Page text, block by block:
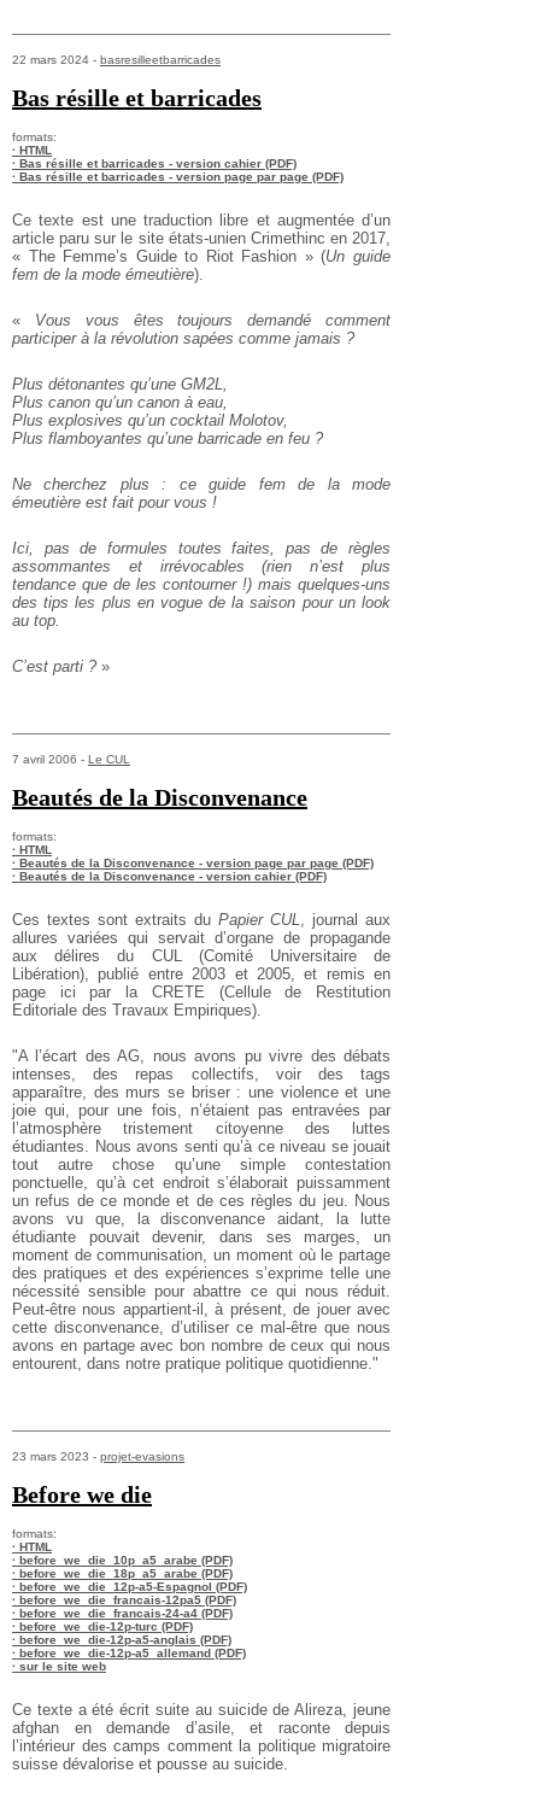
22 mars 2024 - basresilleetbarricades
Bas résille et barricades
formats:
· HTML
· Bas résille et barricades - version cahier (PDF)
· Bas résille et barricades - version page par page (PDF)
Ce texte est une traduction libre et augmentée d’un
article paru sur le site états-unien Crimethinc en 2017,
« The Femme’s Guide to Riot Fashion » (Un guide
fem de la mode émeutière).
« Vous vous êtes toujours demandé comment
participer à la révolution sapées comme jamais ?
Plus détonantes qu’une GM2L,
Plus canon qu’un canon à eau,
Plus explosives qu’un cocktail Molotov,
Plus flamboyantes qu’une barricade en feu ?
Ne cherchez plus : ce guide fem de la mode
émeutière est fait pour vous !
Ici, pas de formules toutes faites, pas de règles
assommantes et irrévocables (rien n’est plus
tendance que de les contourner !) mais quelques-uns
des tips les plus en vogue de la saison pour un look
au top.
C’est parti ? »
7 avril 2006 - Le CUL
Beautés de la Disconvenance
formats:
· HTML
· Beautés de la Disconvenance - version page par page (PDF)
· Beautés de la Disconvenance - version cahier (PDF)
Ces textes sont extraits du Papier CUL, journal aux
allures variées qui servait d’organe de propagande
aux délires du CUL (Comité Universitaire de
Libération), publié entre 2003 et 2005, et remis en
page ici par la CRETE (Cellule de Restitution
Editoriale des Travaux Empiriques).
"A l’écart des AG, nous avons pu vivre des débats
intenses, des repas collectifs, voir des tags
apparaître, des murs se briser : une violence et une
joie qui, pour une fois, n’étaient pas entravées par
l’atmosphère tristement citoyenne des luttes
étudiantes. Nous avons senti qu’à ce niveau se jouait
tout autre chose qu’une simple contestation
ponctuelle, qu’à cet endroit s’élaborait puissamment
un refus de ce monde et de ces règles du jeu. Nous
avons vu que, la disconvenance aidant, la lutte
étudiante pouvait devenir, dans ses marges, un
moment de communisation, un moment où le partage
des pratiques et des expériences s’exprime telle une
nécessité sensible pour abattre ce qui nous réduit.
Peut-être nous appartient-il, à présent, de jouer avec
cette disconvenance, d’utiliser ce mal-être que nous
avons en partage avec bon nombre de ceux qui nous
entourent, dans notre pratique politique quotidienne."
23 mars 2023 - projet-evasions
Before we die
formats:
· HTML
· before_we_die_10p_a5_arabe (PDF)
· before_we_die_18p_a5_arabe (PDF)
· before_we_die_12p-a5-Espagnol (PDF)
· before_we_die_francais-12pa5 (PDF)
· before_we_die_francais-24-a4 (PDF)
· before_we_die-12p-turc (PDF)
· before_we_die-12p-a5-anglais (PDF)
· before_we_die-12p-a5_allemand (PDF)
· sur le site web
Ce texte a été écrit suite au suicide de Alireza, jeune
afghan en demande d’asile, et raconte depuis
l’intérieur des camps comment la politique migratoire
suisse dévalorise et pousse au suicide.